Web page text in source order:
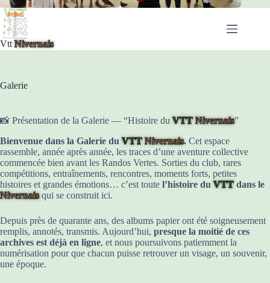
Passer
au
contenu
VttNivernais
Galerie
📸 Présentation de la Galerie — “Histoire duVTT Nivernais”
Bienvenue dans la Galerie duVTT Nivernais. Cet espace
rassemble, année après année, les traces d’une aventure collective
commencée bien avant les Randos Vertes. Sorties du club, rares
compétitions, entraînements, rencontres, moments forts, petites
histoires et grandes émotions… c’est toute l’histoire duVTTdans le
Nivernaisqui se construit ici.
Depuis près de quarante ans, des albums papier ont été soigneusement
remplis, annotés, transmis. Aujourd’hui, presque la moitié de ces
archives est déjà en ligne, et nous poursuivons patiemment la
numérisation pour que chacun puisse retrouver un visage, un souvenir,
une époque.